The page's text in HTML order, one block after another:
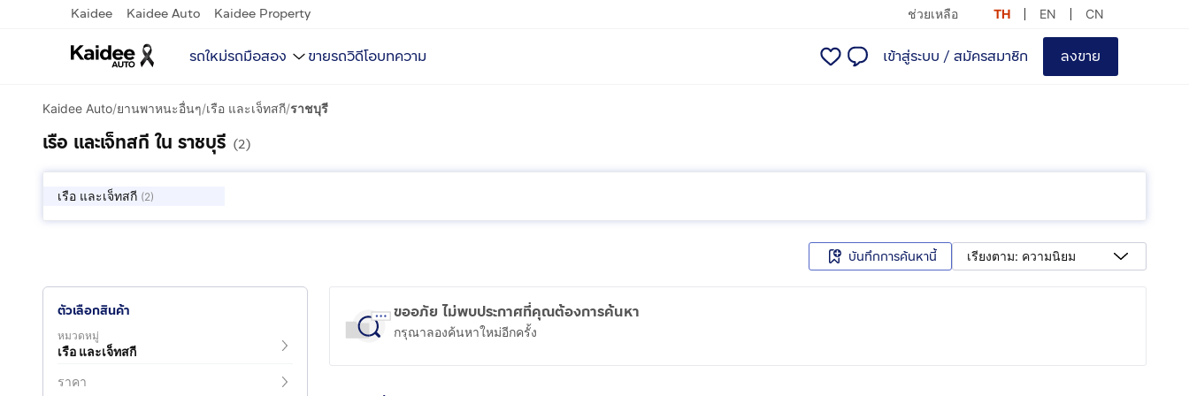
Kaidee Kaidee Auto Kaidee Property ช่วยเหลือ TH EN CN
รถใหม่รถมือสอง ขายรถวิดีโอบทความ เข้าสู่ระบบ / สมัครสมาชิก ลงขาย
Kaidee Auto/ยานพาหนะอื่นๆ/เรือ และเจ็ทสกี/ราชบุรี
เรือ และเจ็ทสกี ใน ราชบุรี (2)
เรือ และเจ็ทสกี (2)
บันทึกการค้นหานี้ เรียงตาม: ความนิยม
ตัวเลือกสินค้า
หมวดหมู่
เรือ และเจ็ทสกี
ราคา
ขออภัย ไม่พบประกาศที่คุณต้องการค้นหา
กรุณาลองค้นหาใหม่อีกครั้ง